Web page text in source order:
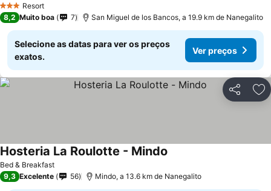
3 EstrelasResort
8,2 Muito boa 7 San Miguel de los Bancos, a 19.9 km de Nanegalito
Selecione as datas para ver os preços
exatos.
Ver preços
Partilhar
Bed & Breakfast
Hosteria La Roulotte - Mindo
9,3 Excelente 56 Mindo, a 13.6 km de Nanegalito